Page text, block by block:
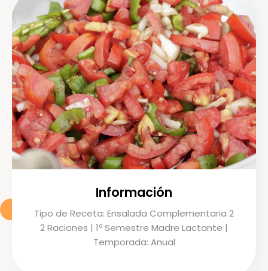
Información
Tipo de Receta: Ensalada Complementaria 2
2 Raciones | 1º Semestre Madre Lactante |
Temporada: Anual